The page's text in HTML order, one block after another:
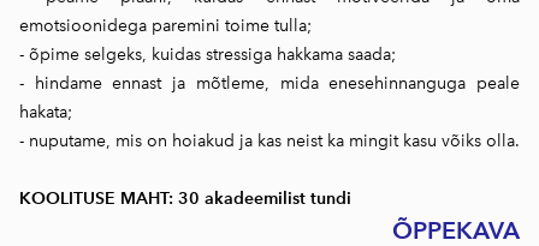
emotsioonidega paremini toime tulla;
- õpime selgeks, kuidas stressiga hakkama saada;
- hindame ennast ja mõtleme, mida enesehinnanguga peale
hakata;
- nuputame, mis on hoiakud ja kas neist ka mingit kasu võiks olla.
KOOLITUSE MAHT: 30 akadeemilist tundi
ÕPPEKAVA